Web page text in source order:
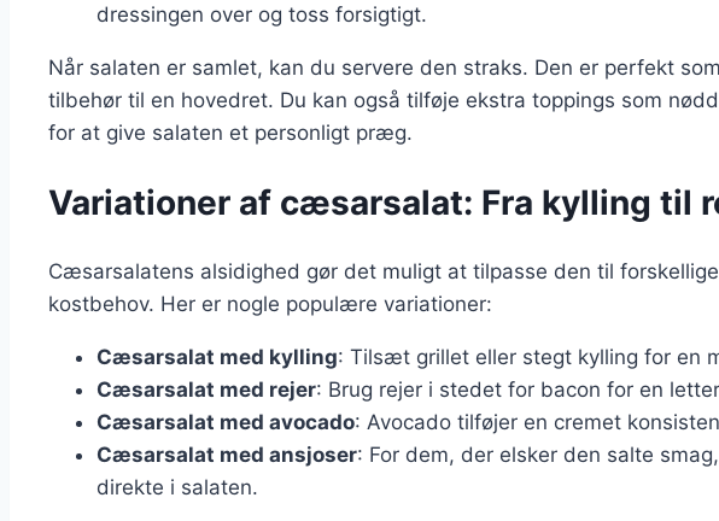
dressingen over og toss forsigtigt.
Når salaten er samlet, kan du servere den straks. Den er perfekt
tilbehør til en hovedret. Du kan også tilføje ekstra toppings som
for at give salaten et personligt præg.
Variationer af cæsarsalat: Fra kylling til
Cæsarsalatens alsidighed gør det muligt at tilpasse den til
kostbehov. Her er nogle populære variationer:
Cæsarsalat med kylling: Tilsæt grillet eller stegt kylling for en
Cæsarsalat med rejer: Brug rejer i stedet for bacon for en
Cæsarsalat med avocado: Avocado tilføjer en cremet
Cæsarsalat med ansjoser: For dem, der elsker den salte
direkte i salaten.